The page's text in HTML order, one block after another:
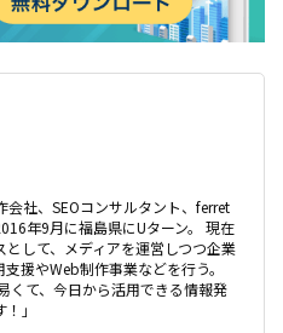
会社、SEOコンサルタント、ferret
年9月に福島県にUターン。 現在
として、メディアを運営しつつ企業
援やWeb制作事業などを行う。
て、今日から活用できる情報発
」